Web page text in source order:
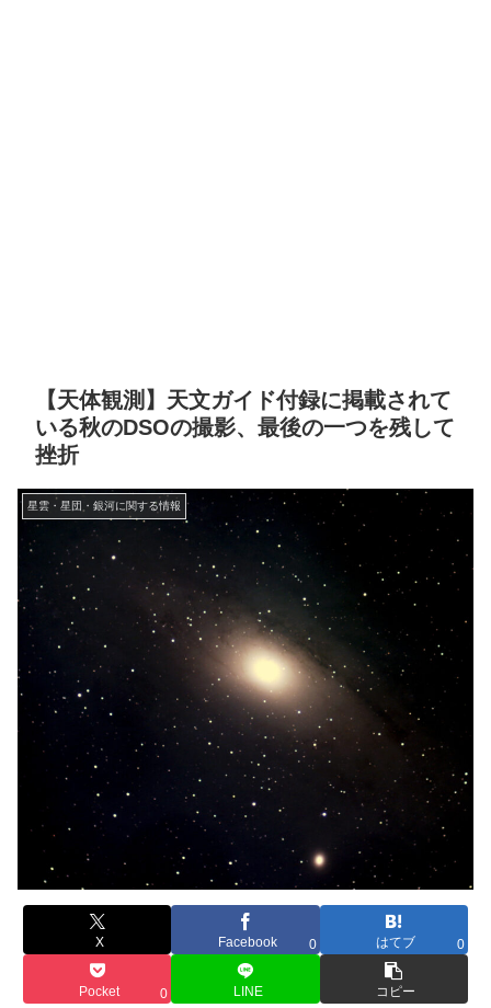
【天体観測】天文ガイド付録に掲載されて
いる秋のDSOの撮影、最後の一つを残して
挫折
星雲・星団・銀河に関する情報
X Facebook 0 はてブ 0
Pocket 0 LINE コピー